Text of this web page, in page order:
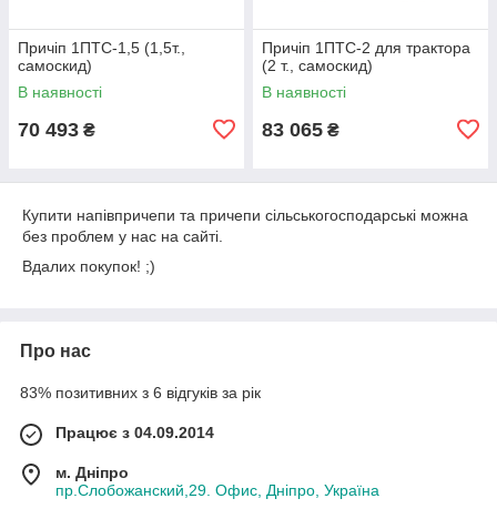
Причіп 1ПТС-1,5 (1,5т.,
самоскид)
В наявності
70 493 ₴
Причіп 1ПТС-2 для трактора
(2 т., самоскид)
В наявності
83 065 ₴
Купити напівпричепи та причепи сільськогосподарські можна
без проблем у нас на сайті.
Вдалих покупок! ;)
Про нас
83% позитивних з 6 відгуків за рік
Працює з 04.09.2014
м. Дніпро
пр.Слобожанский,29. Офис, Дніпро, Україна